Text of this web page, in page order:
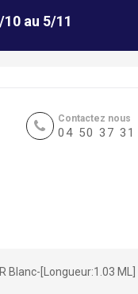
au 5/11
Contactez nous
04 50 37 31
Blanc-[Longueur:1.03 ML]